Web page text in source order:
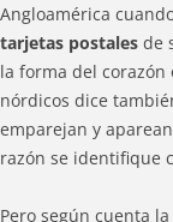
Angloamérica
tarjetas postales de
la forma del corazón
nórdicos dice
emparejan y
razón se identifique
Pero según cuenta